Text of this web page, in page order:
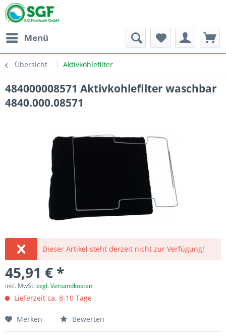
Menü
Übersicht Aktivkohlefilter
484000008571 Aktivkohlefilter waschbar
4840.000.08571
Dieser Artikel steht derzeit nicht zur Verfügung!
45,91 € *
inkl. MwSt.zzgl. Versandkosten
Lieferzeit ca. 8-10 Tage
Merken Bewerten